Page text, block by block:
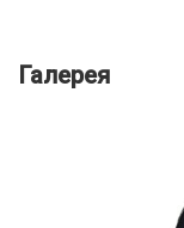
Галерея